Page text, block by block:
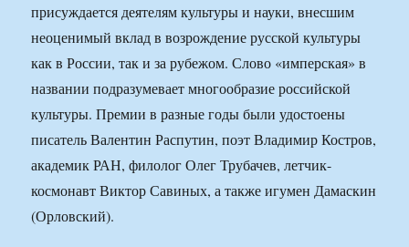
присуждается деятелям культуры и науки, внесшим
неоценимый вклад в возрождение русской культуры
как в России, так и за рубежом. Слово «имперская» в
названии подразумевает многообразие российской
культуры. Премии в разные годы были удостоены
писатель Валентин Распутин, поэт Владимир Костров,
академик РАН, филолог Олег Трубачев, летчик-
космонавт Виктор Савиных, а также игумен Дамаскин
(Орловский).